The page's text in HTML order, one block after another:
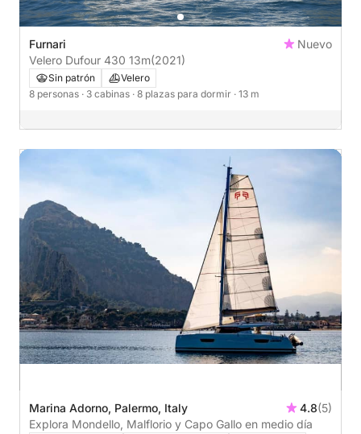
Furnari
Nuevo
Velero Dufour 430 13m(2021)
Sin patrón
Velero
8 personas · 3 cabinas · 8 plazas para dormir · 13 m
Marina Adorno, Palermo, Italy 4.8(5)
Explora Mondello, Malflorio y Capo Gallo en medio día